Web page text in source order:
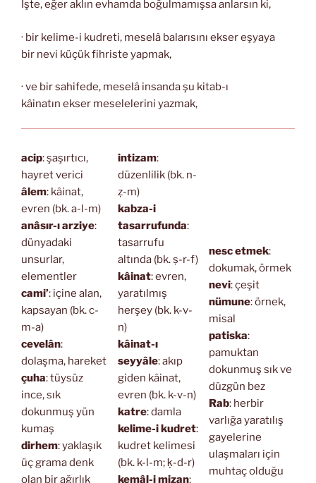
İşte, eğer aklın evhamda boğulmamışsa anlarsın ki,
· bir kelime-i kudreti, meselâ balarısını ekser eşyaya
bir nevi küçük fihriste yapmak,
· ve bir sahifede, meselâ insanda şu kitab-ı
kâinatın ekser meselelerini yazmak,
acip: şaşırtıcı,
hayret verici
âlem: kâinat,
evren (bk. a-l-m)
anâsır-ı arziye:
dünyadaki
unsurlar,
elementler
cami’: içine alan,
kapsayan (bk. c-
m-a)
cevelân:
dolaşma, hareket
çuha: tüysüz
ince, sık
dokunmuş yün
kumaş
dirhem: yaklaşık
üç grama denk
olan bir ağırlık
intizam:
düzenlilik (bk. n-
ẓ-m)
kabza-i
tasarrufunda:
tasarrufu
altında (bk. ṣ-r-f)
kâinat: evren,
yaratılmış
herşey (bk. k-v-
n)
kâinat-ı
seyyâle: akıp
giden kâinat,
evren (bk. k-v-n)
katre: damla
kelime-i kudret:
kudret kelimesi
(bk. k-l-m; ḳ-d-r)
kemâl-i mizan:
nesc etmek:
dokumak, örmek
nevi: çeşit
nümune: örnek,
misal
patiska:
pamuktan
dokunmuş sık ve
düzgün bez
Rab: herbir
varlığa yaratılış
gayelerine
ulaşmaları için
muhtaç olduğu